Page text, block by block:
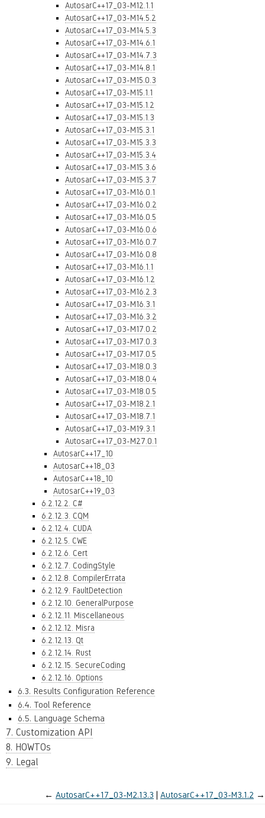
AutosarC++17_03-M12.1.1
AutosarC++17_03-M14.5.2
AutosarC++17_03-M14.5.3
AutosarC++17_03-M14.6.1
AutosarC++17_03-M14.7.3
AutosarC++17_03-M14.8.1
AutosarC++17_03-M15.0.3
AutosarC++17_03-M15.1.1
AutosarC++17_03-M15.1.2
AutosarC++17_03-M15.1.3
AutosarC++17_03-M15.3.1
AutosarC++17_03-M15.3.3
AutosarC++17_03-M15.3.4
AutosarC++17_03-M15.3.6
AutosarC++17_03-M15.3.7
AutosarC++17_03-M16.0.1
AutosarC++17_03-M16.0.2
AutosarC++17_03-M16.0.5
AutosarC++17_03-M16.0.6
AutosarC++17_03-M16.0.7
AutosarC++17_03-M16.0.8
AutosarC++17_03-M16.1.1
AutosarC++17_03-M16.1.2
AutosarC++17_03-M16.2.3
AutosarC++17_03-M16.3.1
AutosarC++17_03-M16.3.2
AutosarC++17_03-M17.0.2
AutosarC++17_03-M17.0.3
AutosarC++17_03-M17.0.5
AutosarC++17_03-M18.0.3
AutosarC++17_03-M18.0.4
AutosarC++17_03-M18.0.5
AutosarC++17_03-M18.2.1
AutosarC++17_03-M18.7.1
AutosarC++17_03-M19.3.1
AutosarC++17_03-M27.0.1
AutosarC++17_10
AutosarC++18_03
AutosarC++18_10
AutosarC++19_03
6.2.12.2. C#
6.2.12.3. CQM
6.2.12.4. CUDA
6.2.12.5. CWE
6.2.12.6. Cert
6.2.12.7. CodingStyle
6.2.12.8. CompilerErrata
6.2.12.9. FaultDetection
6.2.12.10. GeneralPurpose
6.2.12.11. Miscellaneous
6.2.12.12. Misra
6.2.12.13. Qt
6.2.12.14. Rust
6.2.12.15. SecureCoding
6.2.12.16. Options
6.3. Results Configuration Reference
6.4. Tool Reference
6.5. Language Schema
7. Customization API
8. HOWTOs
9. Legal
← AutosarC++17_03-M2.13.3 AutosarC++17_03-M3.1.2 →